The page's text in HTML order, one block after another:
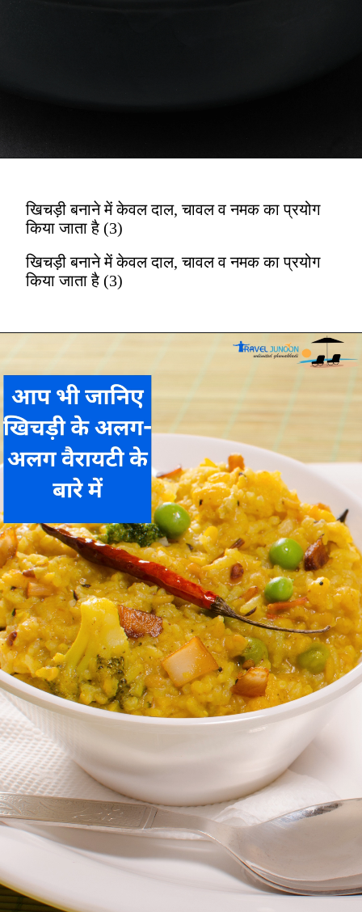
खिचड़ी बनाने में केवल दाल, चावल व नमक का प्रयोग
किया जाता है (3)
खिचड़ी बनाने में केवल दाल, चावल व नमक का प्रयोग
किया जाता है (3)